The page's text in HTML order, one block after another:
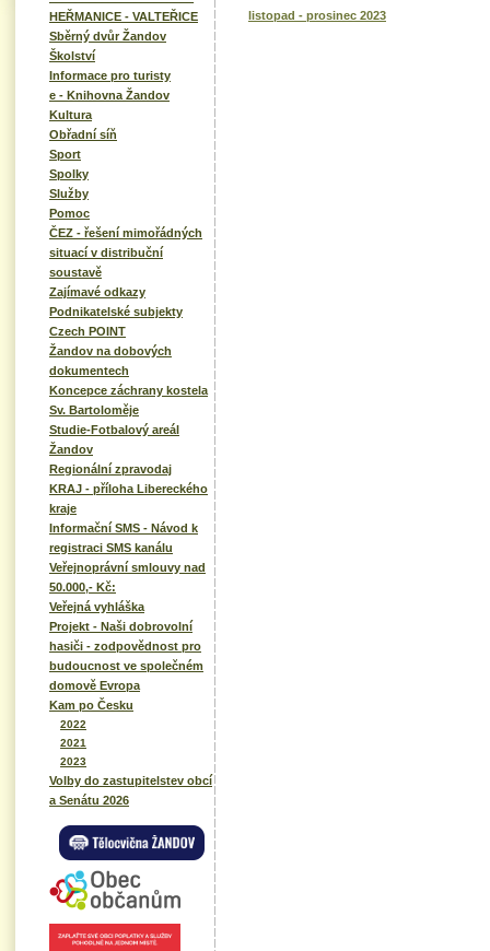
HEŘMANICE - VALTEŘICE
Sběrný dvůr Žandov
Školství
Informace pro turisty
e - Knihovna Žandov
Kultura
Obřadní síň
Sport
Spolky
Služby
Pomoc
ČEZ - řešení mimořádných
situací v distribuční
soustavě
Zajímavé odkazy
Podnikatelské subjekty
Czech POINT
Žandov na dobových
dokumentech
Koncepce záchrany kostela
Sv. Bartoloměje
Studie-Fotbalový areál
Žandov
Regionální zpravodaj
KRAJ - příloha Libereckého
kraje
Informační SMS - Návod k
registraci SMS kanálu
Veřejnoprávní smlouvy nad
50.000,- Kč:
Veřejná vyhláška
Projekt - Naši dobrovolní
hasiči - zodpovědnost pro
budoucnost ve společném
domově Evropa
Kam po Česku
2022
2021
2023
Volby do zastupitelstev obcí
a Senátu 2026
listopad - prosinec 2023